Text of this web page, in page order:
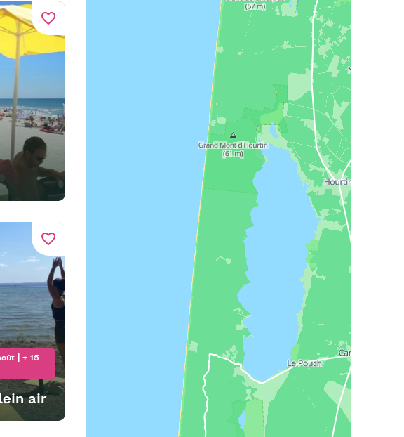
favorite_border
favorite_border
| + 15
air